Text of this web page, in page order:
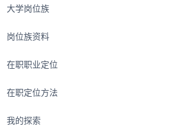
大学岗位族
岗位族资料
在职职业定位
在职定位方法
我的探索